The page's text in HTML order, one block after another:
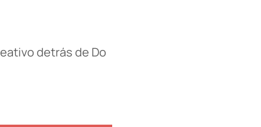
detrás de Do